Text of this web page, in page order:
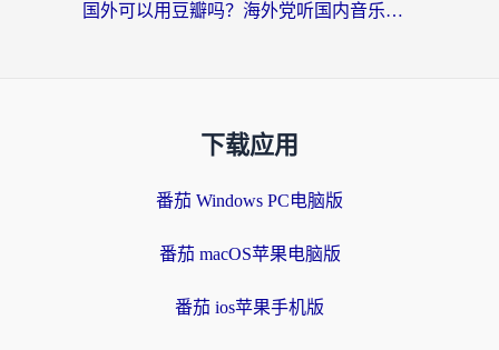
国外可以用豆瓣吗？海外党听国内音乐听书的实用指南
下载应用
番茄 Windows PC电脑版
番茄 macOS苹果电脑版
番茄 ios苹果手机版